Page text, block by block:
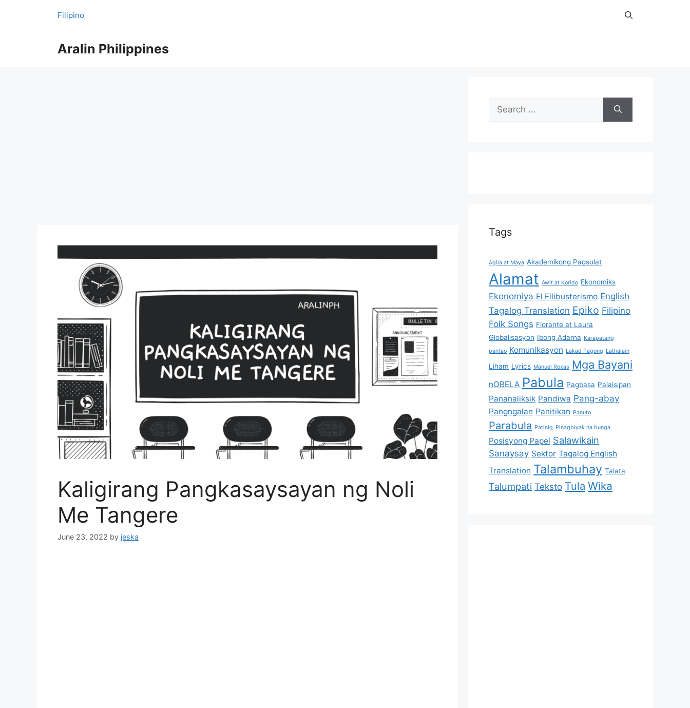
Filipino
Aralin Philippines
Kaligirang Pangkasaysayan ng Noli
Me Tangere
June 23, 2022 by jeska
Search
for:
Tags
Agila at Maya Akademikong Pagsulat
Alamat Awit at Korido Ekonomiks
Ekonomiya El Filibusterismo English
Tagalog Translation Epiko Filipino
Folk Songs Florante at Laura
Globalisasyon Ibong Adarna Karapatang
pantao Komunikasyon Lakad Pagong Lathalain
Liham Lyrics Manuel Roxas Mga Bayani
nOBELA Pabula Pagbasa Palaisipan
Pananaliksik Pandiwa Pang-abay
Pangngalan Panitikan Panuto
Parabula Patinig Pinagbiyak na bunga
Posisyong Papel Salawikain
Sanaysay Sektor Tagalog English
Translation Talambuhay Talata
Talumpati Teksto Tula Wika